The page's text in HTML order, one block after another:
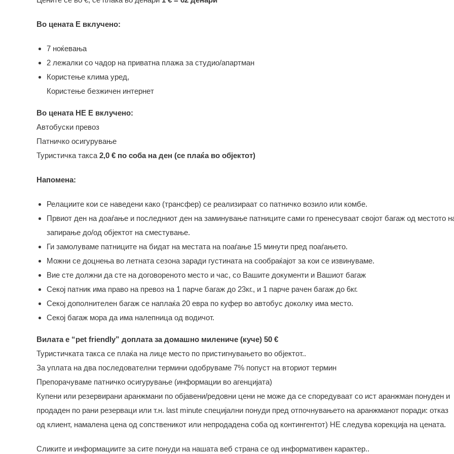
Во цената Е вклучено:
7 ноќевања
2 лежалки со чадор на приватна плажа за студио/апартман
Користење клима уред,
Користење безжичен интернет
Во цената НЕ Е вклучено:
Автобуски превоз
Патничко осигурување
Туристичка такса 2,0 € по соба на ден (се плаќа во објектот)
Напомена:
Релациите кои се наведени како (трансфер) се реализираат со патничко возило или комбе.
Првиот ден на доаѓање и последниот ден на заминување патниците сами го пренесуваат својот багаж од местото
запирање до/од објектот на сместување.
Ги замолуваме патниците на бидат на местата на поаѓање 15 минути пред поаѓањето.
Можни се доцнења во летната сезона заради густината на сообраќајот за кои се извинуваме.
Вие сте должни да сте на договореното место и час, со Вашите документи и Вашиот багаж
Секој патник има право на превоз на 1 парче багаж до 23кг., и 1 парче рачен багаж до 6кг.
Секој дополнителен багаж се наплаќа 20 евра по куфер во автобус доколку има место.
Секој багаж мора да има налепница од водичот.
Вилата е “pet friendly” доплата за домашно милениче (куче) 50 €
Туристичката такса се плаќа на лице место по пристигнувањето во објектот..
За уплата на два последователни термини одобруваме 7% попуст на вториот термин
Препорачуваме патничко осигурување (информации во агенцијата)
Купени или резервирани аранжмани по објавени/редовни цени не може да се споредуваат со ист аранжман понуден и
продаден по рани резерваци или т.н. last minute специјални понуди пред отпочнувањето на аранжманот поради: отказ
од клиент, намалена цена од сопственикот или непродадена соба од контингентот) НЕ следува корекција на цената.
Сликите и информациите за сите понуди на нашата веб страна се од информативен карактер..